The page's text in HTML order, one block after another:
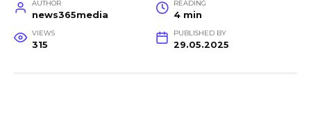
AUTHOR
news365media
READING
4 min
VIEWS
315
PUBLISHED BY
29.05.2025